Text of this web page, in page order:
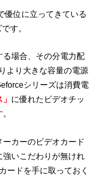
優位に立ってきている
す。
る場合、その分電力配
より大きな容量の電源
シリーズは消費電
に優れたビデオチッ
カーのビデオカード
強いこだわりが無けれ
ードを手に取っておく